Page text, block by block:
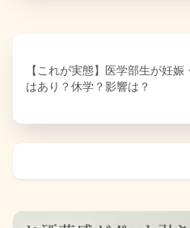
【これが実態】医学部生が妊娠
はあり？休学？影響は？